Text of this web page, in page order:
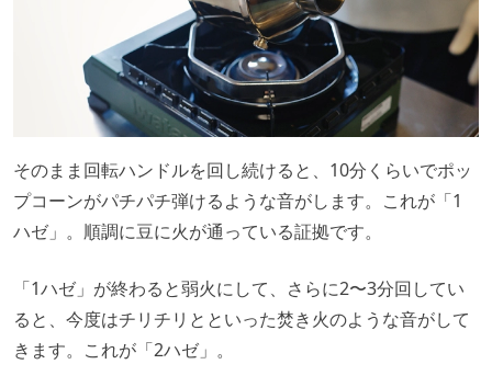
そのまま回転ハンドルを回し続けると、10分くらいでポッ
プコーンがパチパチ弾けるような音がします。これが「1
ハゼ」。順調に豆に火が通っている証拠です。
「1ハゼ」が終わると弱火にして、さらに2〜3分回してい
ると、今度はチリチリとといった焚き火のような音がして
きます。これが「2ハゼ」。